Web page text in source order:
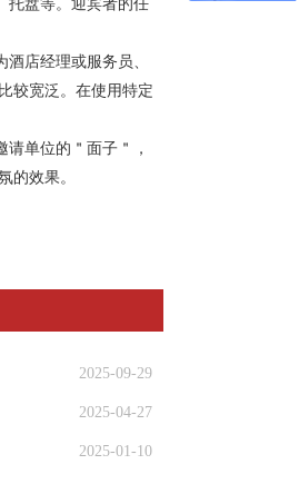
托盘等。迎宾者的任
店经理或服务员、
较宽泛。在使用特定
单位的＂面子＂，
的效果。
2025-09-29
2025-04-27
2025-01-10